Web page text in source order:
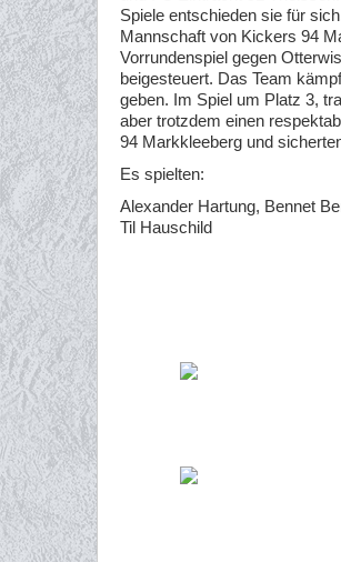
Spiele entschieden sie für
Mannschaft von Kickers 94
Vorrundenspiel gegen
beigesteuert. Das Team
geben. Im Spiel um Platz 3,
aber trotzdem einen
94 Markkleeberg und
Es spielten:
Alexander Hartung, Bennet
Til Hauschild